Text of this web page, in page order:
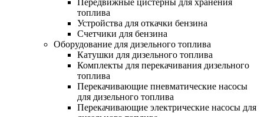
Передвижные цистерны для хранения
топлива
Устройства для откачки бензина
Счетчики для бензина
Оборудование для дизельного топлива
Катушки для дизельного топлива
Комплекты для перекачивания дизельного
топлива
Перекачивающие пневматические насосы
для дизельного топлива
Перекачивающие электрические насосы для